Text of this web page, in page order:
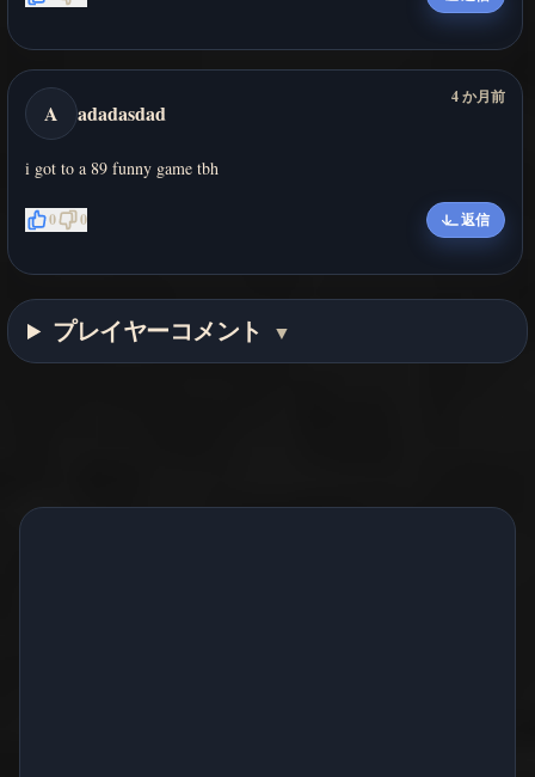
A adadasdad
4 か月前
i got to a 89 funny game tbh
0 0 返信
プレイヤーコメント ▼